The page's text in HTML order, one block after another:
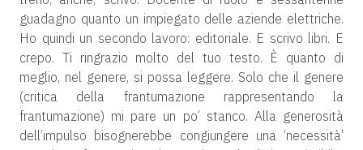
guadagno quanto un impiegato delle aziende elettriche.
Ho quindi un secondo lavoro: editoriale. E scrivo libri. E
crepo. Ti ringrazio molto del tuo testo. È quanto di
meglio, nel genere, si possa leggere. Solo che il genere
(critica della frantumazione rappresentando la
frantumazione) mi pare un po’ stanco. Alla generosità
dell’impulso bisognerebbe congiungere una ‘necessità’